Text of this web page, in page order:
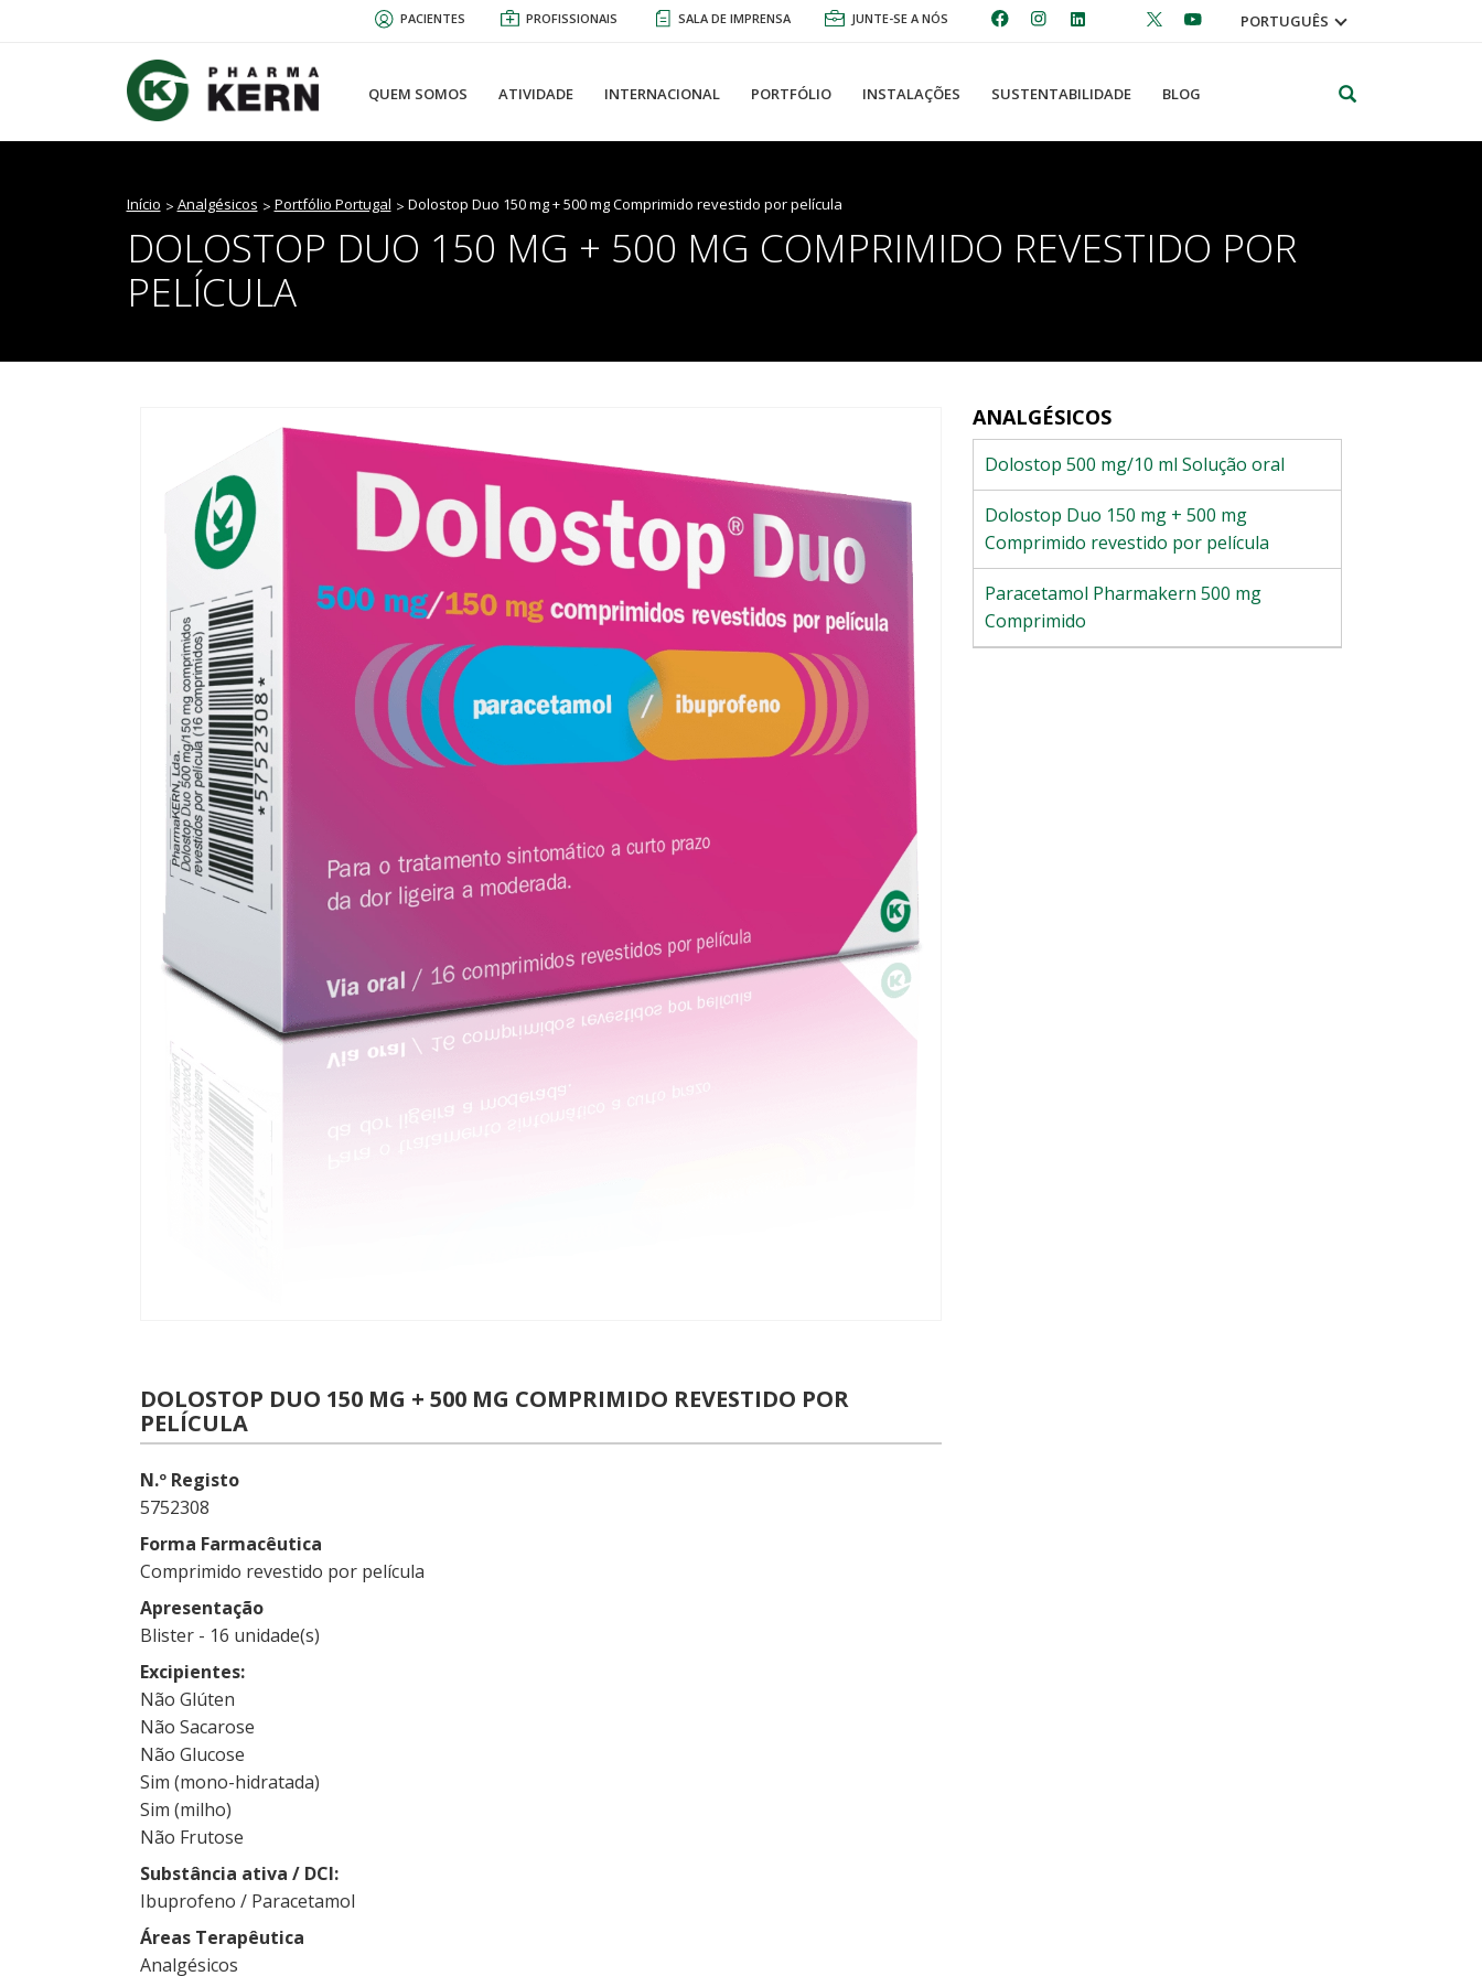
PACIENTES PROFISSIONAIS SALA DE IMPRENSA JUNTE-SE A NÓS PORTUGUÊS
QUEM SOMOS ATIVIDADE INTERNACIONAL PORTFÓLIO INSTALAÇÕES SUSTENTABILIDADE BLOG
Início Analgésicos Portfólio Portugal Dolostop Duo 150 mg + 500 mg Comprimido revestido por película
DOLOSTOP DUO 150 MG + 500 MG COMPRIMIDO REVESTIDO POR
PELÍCULA
ANALGÉSICOS
Dolostop 500 mg/10 ml Solução oral
Dolostop Duo 150 mg + 500 mg
Comprimido revestido por película
Paracetamol Pharmakern 500 mg
Comprimido
DOLOSTOP DUO 150 MG + 500 MG COMPRIMIDO REVESTIDO POR
PELÍCULA
N.º Registo
5752308
Forma Farmacêutica
Comprimido revestido por película
Apresentação
Blister - 16 unidade(s)
Excipientes
Não Glúten
Não Sacarose
Não Glucose
Sim (mono-hidratada)
Sim (milho)
Não Frutose
Substância ativa / DCI
Ibuprofeno / Paracetamol
Áreas Terapêutica
Analgésicos